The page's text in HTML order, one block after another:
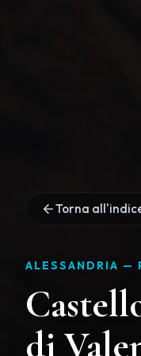
Torna
ALESSANDRIA —
di